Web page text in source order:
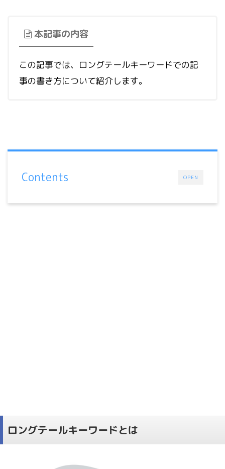
本記事の内容
この記事では、ロングテールキーワードでの記
事の書き方について紹介します。
OPEN
Contents
ロングテールキーワードとは